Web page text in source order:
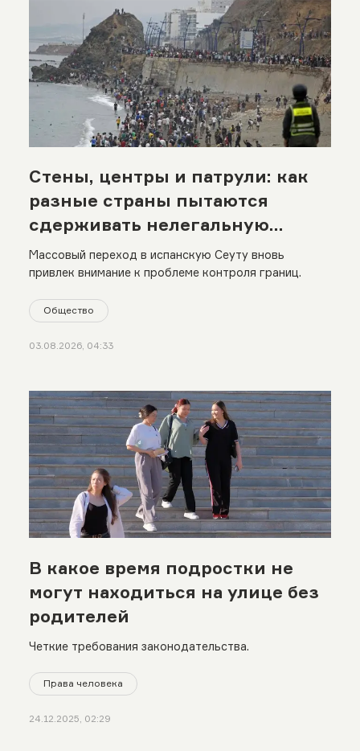
Стены, центры и патрули: как
разные страны пытаются
сдерживать нелегальную
миграцию
Массовый переход в испанскую Сеуту вновь
привлек внимание к проблеме контроля границ.
Общество
03.08.2026, 04:33
В какое время подростки не
могут находиться на улице без
родителей
Четкие требования законодательства.
Права человека
24.12.2025, 02:29